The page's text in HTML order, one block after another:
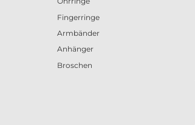
Fingerringe
Armbänder
Anhänger
Broschen